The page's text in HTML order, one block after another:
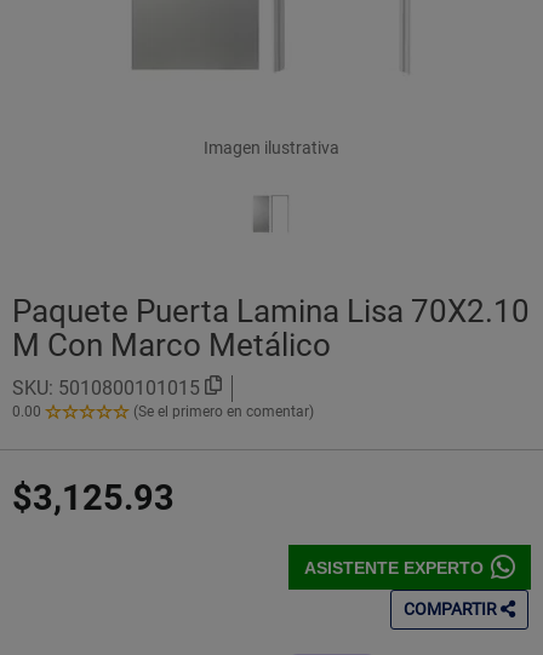
Imagen ilustrativa
Paquete Puerta Lamina Lisa 70X2.10
M Con Marco Metálico
SKU: 5010800101015
0.00
0.00
Estrellas!
(Se el primero en comentar)
$3,125.93
ASISTENTE EXPERTO
COMPARTIR